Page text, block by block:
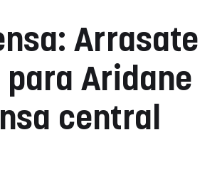
Arrasate
Aridane
central